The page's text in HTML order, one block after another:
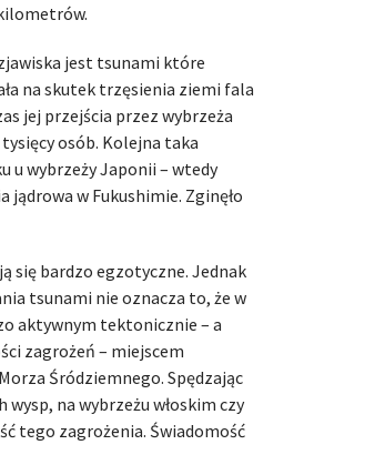
jest tsunami które
na skutek trzęsienia ziemi fala
jej przejścia przez wybrzeża
osób. Kolejna taka
u wybrzeży Japonii – wtedy
w Fukushimie. Zginęło
się bardzo egzotyczne. Jednak
tsunami nie oznacza to, że w
aktywnym tektonicznie – a
zagrożeń – miejscem
Śródziemnego. Spędzając
na wybrzeżu włoskim czy
tego zagrożenia. Świadomość